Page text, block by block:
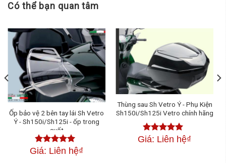
Có thể bạn quan tâm
Ốp bảo vệ 2 bên tay lái Sh Vetro
Ý - Sh150i/Sh125i - ốp trong
suốt
Được xếp
Giá: Liên hệ₫
Thùng sau Sh Vetro Ý - Phụ Kiện
Sh150i/Sh125i Vetro chính hãng
Được xếp
Giá: Liên hệ₫